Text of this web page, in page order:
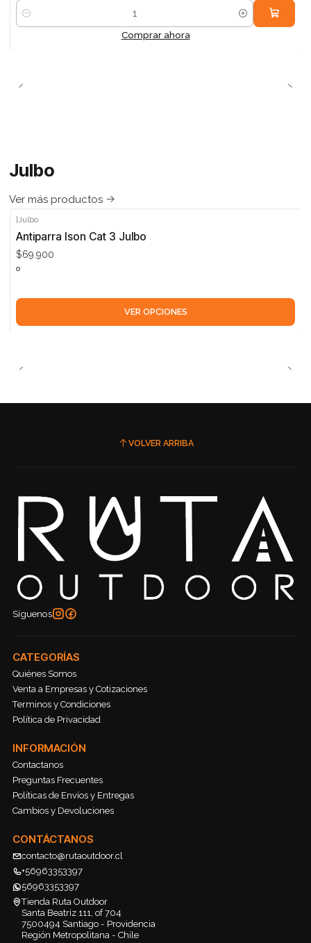
Cantidad
Comprar ahora
Julbo
Ver más productos
|Julbo
Antiparra Ison Cat 3 Julbo
$69.900
VER OPCIONES
VOLVER ARRIBA
Síguenos
CATEGORÍAS
Quiénes Somos
Venta a Empresas y Cotizaciones
Terminos y Condiciones
Política de Privacidad
INFORMACIÓN
Contactanos
Preguntas Frecuentes
Políticas de Envíos y Entregas
Cambios y Devoluciones
CONTÁCTANOS
contacto@rutaoutdoor.cl
+56963353397
56963353397
Tienda Ruta Outdoor
Santa Beatriz 111, of 704
7500494 Santiago - Providencia
Región Metropolitana - Chile